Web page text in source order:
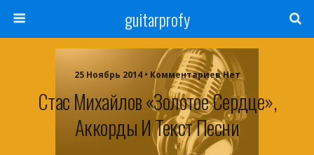
guitarprofy
25 Ноябрь 2014 • Комментариев Нет
Стас Михайлов «Золотое Сердце»,
Аккорды И Текст Песни